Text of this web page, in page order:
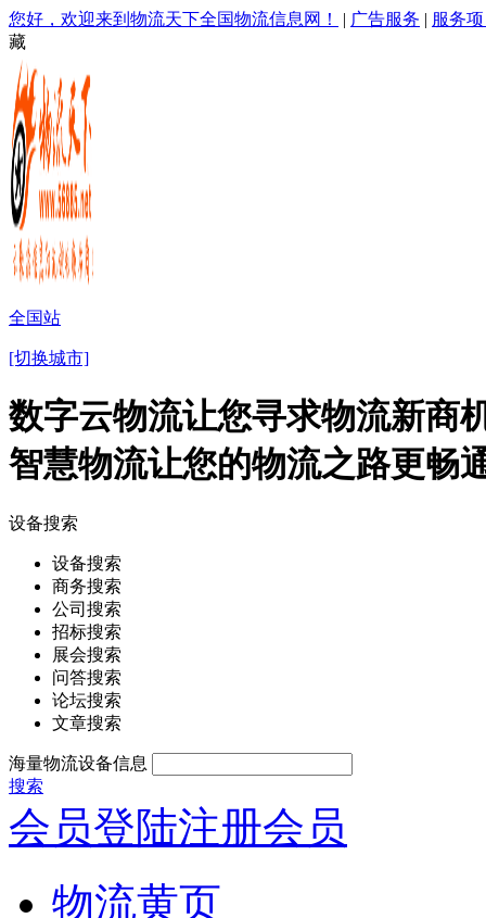
您好，欢迎来到物流天下全国物流信息网！ | 广告服务 | 服务
藏
全国站
[切换城市]
数字云物流让您寻求物流新商
智慧物流让您的物流之路更畅
设备搜索
设备搜索
商务搜索
公司搜索
招标搜索
展会搜索
问答搜索
论坛搜索
文章搜索
海量物流设备信息
搜索
会员登陆注册会员
物流黄页